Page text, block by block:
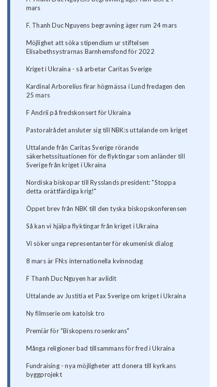
mars
F. Thanh Duc Nguyens begravning äger rum 24 mars
Möjlighet att söka stipendium ur stiftelsen
Elisabethsystrarnas Barnhemsfond för 2022
Kriget i Ukraina - så arbetar Caritas Sverige
Kardinal Arborelius firar högmässa i Lund fredagen den
25 mars
F Andrii på fredskonsert för Ukraina
Pastoralrådet ansluter sig till NBK:s uttalande om kriget
Uttalande från Caritas Sverige rörande
säkerhetssituationen för de flyktingar som anländer till
Sverige från kriget i Ukraina
Nordiska biskopar till Rysslands president: "Stoppa
detta orättfärdiga krig!"
Öppet brev från NBK till den tyska biskopskonferensen
Så kan vi hjälpa flyktingar från kriget i Ukraina
Vi söker unga representanter för ekumenisk dialog
8 mars är FN:s internationella kvinnodag
F Thanh Duc Nguyen har avlidit
Uttalande av Justitia et Pax Sverige om kriget i Ukraina
Ny filmserie om katolsk tro
Premiär för "Biskopens rosenkrans"
Många religioner bad tillsammans för fred i Ukraina
Fundraising - nya möjligheter att donera till kyrkans
byggprojekt